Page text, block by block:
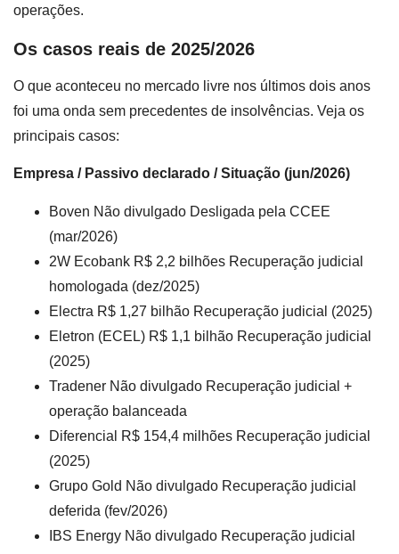
operações.
Os casos reais de 2025/2026
O que aconteceu no mercado livre nos últimos dois anos
foi uma onda sem precedentes de insolvências. Veja os
principais casos:
Empresa / Passivo declarado / Situação (jun/2026)
Boven Não divulgado Desligada pela CCEE
(mar/2026)
2W Ecobank R$ 2,2 bilhões Recuperação judicial
homologada (dez/2025)
Electra R$ 1,27 bilhão Recuperação judicial (2025)
Eletron (ECEL) R$ 1,1 bilhão Recuperação judicial
(2025)
Tradener Não divulgado Recuperação judicial +
operação balanceada
Diferencial R$ 154,4 milhões Recuperação judicial
(2025)
Grupo Gold Não divulgado Recuperação judicial
deferida (fev/2026)
IBS Energy Não divulgado Recuperação judicial